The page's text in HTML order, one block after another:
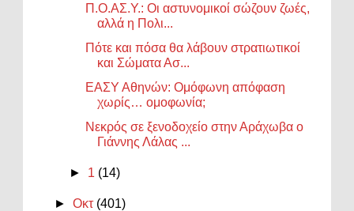
Π.Ο.ΑΣ.Υ.: Οι αστυνομικοί σώζουν ζωές,
αλλά η Πολι...
Πότε και πόσα θα λάβουν στρατιωτικοί
και Σώματα Ασ...
ΕΑΣΥ Αθηνών: Ομόφωνη απόφαση
χωρίς… ομοφωνία;
Νεκρός σε ξενοδοχείο στην Αράχωβα ο
Γιάννης Λάλας ...
► 1 (14)
►Οκτ (401)